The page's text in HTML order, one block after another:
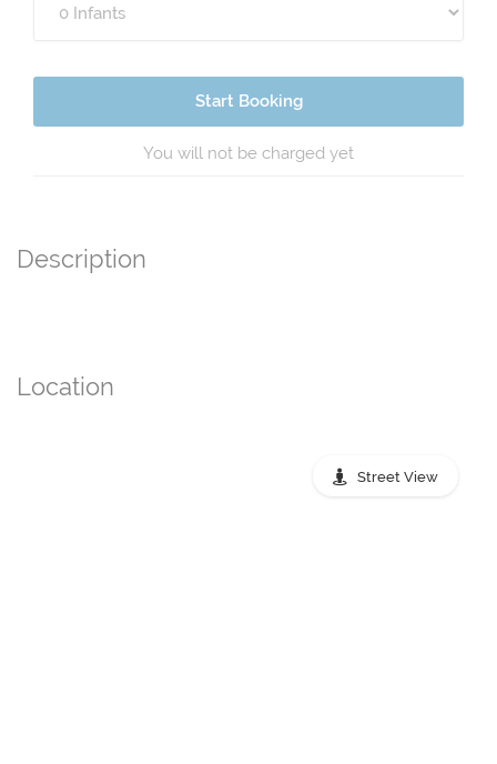
Start Booking
You will not be charged yet
Description
Location
Street View